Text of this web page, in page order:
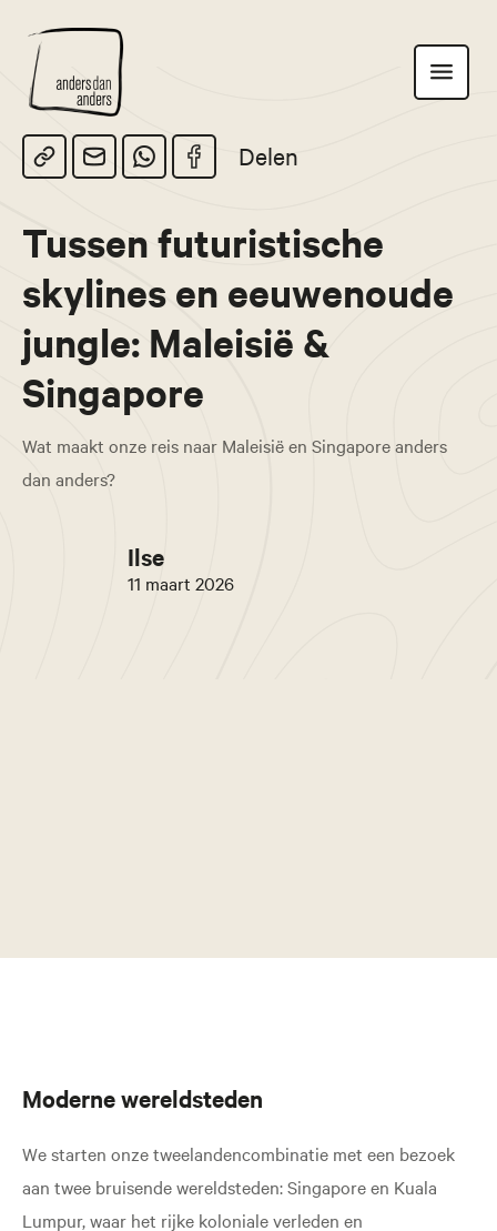
Anders
dan
Anders
Toon
navigatie
Delen
Tussen futuristische
skylines en eeuwenoude
jungle: Maleisië &
Singapore
Wat maakt onze reis naar Maleisië en Singapore anders
dan anders?
Ilse
11 maart 2026
Moderne wereldsteden
We starten onze tweelandencombinatie met een bezoek
aan twee bruisende wereldsteden: Singapore en Kuala
Lumpur, waar het rijke koloniale verleden en